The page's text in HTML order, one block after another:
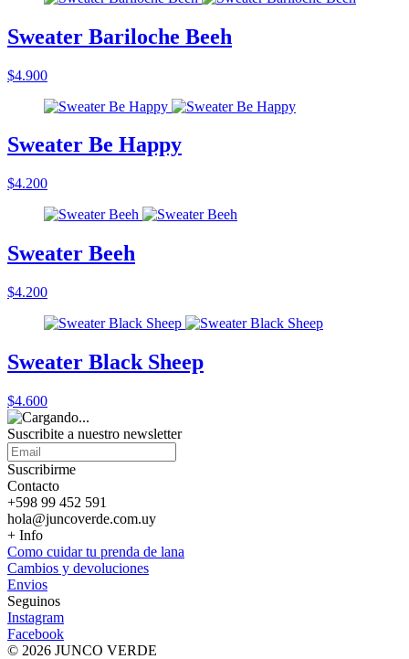
Sweater Bariloche Beeh
$4.900
Sweater Be Happy
$4.200
Sweater Beeh
$4.200
Sweater Black Sheep
$4.600
Suscribite a nuestro newsletter
Suscribirme
Contacto
+598 99 452 591
hola@juncoverde.com.uy
+ Info
Como cuidar tu prenda de lana
Cambios y devoluciones
Envios
Seguinos
Instagram
Facebook
© 2026 JUNCO VERDE